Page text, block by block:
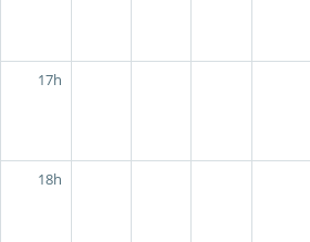
17h
18h